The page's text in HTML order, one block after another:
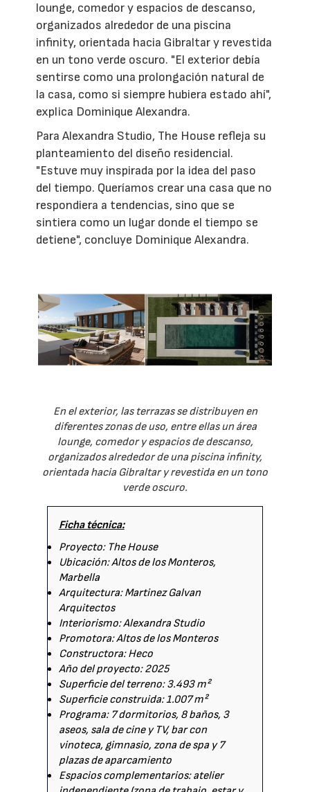
lounge, comedor y espacios de descanso,
organizados alrededor de una piscina
infinity, orientada hacia Gibraltar y revestida
en un tono verde oscuro. "El exterior debía
sentirse como una prolongación natural de
la casa, como si siempre hubiera estado ahí",
explica Dominique Alexandra.
Para Alexandra Studio, The House refleja su
planteamiento del diseño residencial.
"Estuve muy inspirada por la idea del paso
del tiempo. Queríamos crear una casa que no
respondiera a tendencias, sino que se
sintiera como un lugar donde el tiempo se
detiene", concluye Dominique Alexandra.
En el exterior, las terrazas se distribuyen en
diferentes zonas de uso, entre ellas un área
lounge, comedor y espacios de descanso,
organizados alrededor de una piscina infinity,
orientada hacia Gibraltar y revestida en un tono
verde oscuro.
Ficha técnica:
Proyecto: The House
Ubicación: Altos de los Monteros,
Marbella
Arquitectura: Martinez Galvan
Arquitectos
Interiorismo: Alexandra Studio
Promotora: Altos de los Monteros
Constructora: Heco
Año del proyecto: 2025
Superficie del terreno: 3.493 m²
Superficie construida: 1.007 m²
Programa: 7 dormitorios, 8 baños, 3
aseos, sala de cine y TV, bar con
vinoteca, gimnasio, zona de spa y 7
plazas de aparcamiento
Espacios complementarios: atelier